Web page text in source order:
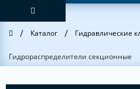
Главная
/ Каталог / Гидравлические
Гидрораспределители секционные